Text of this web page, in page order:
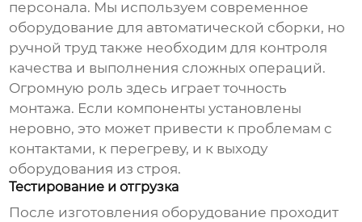
персонала. Мы используем современное
оборудование для автоматической сборки, но
ручной труд также необходим для контроля
качества и выполнения сложных операций.
Огромную роль здесь играет точность
монтажа. Если компоненты установлены
неровно, это может привести к проблемам с
контактами, к перегреву, и к выходу
оборудования из строя.
Тестирование и отгрузка
После изготовления оборудование проходит